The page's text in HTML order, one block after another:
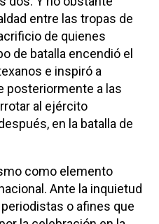
entre las tropas de
de quienes
de batalla encendió el
e inspiró a
posteriormente a las
al ejército
en la batalla de
como elemento
Ante la inquietud
o afines que